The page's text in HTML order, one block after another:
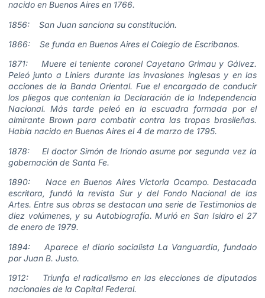
nacido en Buenos Aires en 1766.
1856: San Juan sanciona su constitución.
1866: Se funda en Buenos Aires el Colegio de Escribanos.
1871: Muere el teniente coronel Cayetano Grimau y Gálvez.
Peleó junto a Liniers durante las invasiones inglesas y en las
acciones de la Banda Oriental. Fue el encargado de conducir
los pliegos que contenían la Declaración de la Independencia
Nacional. Más tarde peleó en la escuadra formada por el
almirante Brown para combatir contra las tropas brasileñas.
Había nacido en Buenos Aires el 4 de marzo de 1795.
1878: El doctor Simón de Iriondo asume por segunda vez la
gobernación de Santa Fe.
1890: Nace en Buenos Aires Victoria Ocampo. Destacada
escritora, fundó la revista Sur y del Fondo Nacional de las
Artes. Entre sus obras se destacan una serie de Testimonios de
diez volúmenes, y su Autobiografía. Murió en San Isidro el 27
de enero de 1979.
1894: Aparece el diario socialista La Vanguardia, fundado
por Juan B. Justo.
1912: Triunfa el radicalismo en las elecciones de diputados
nacionales de la Capital Federal.